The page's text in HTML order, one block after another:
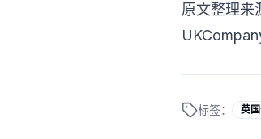
原文整理来
标签： 英